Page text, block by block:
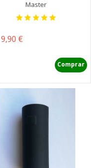
Master
Precio
9,90 €
Comprar